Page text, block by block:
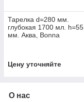
Тарелка d=280 мм.
глубокая 1700 мл. h=55
мм. Аква, Bonna
Цену уточняйте
О нас